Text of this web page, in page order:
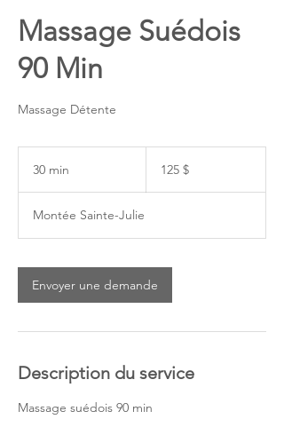
Massage Suédois
90 Min
Massage Détente
30 min
i
n
canadiens
125 $
Montée Sainte-Julie
Envoyer une demande
Description du service
Massage suédois 90 min